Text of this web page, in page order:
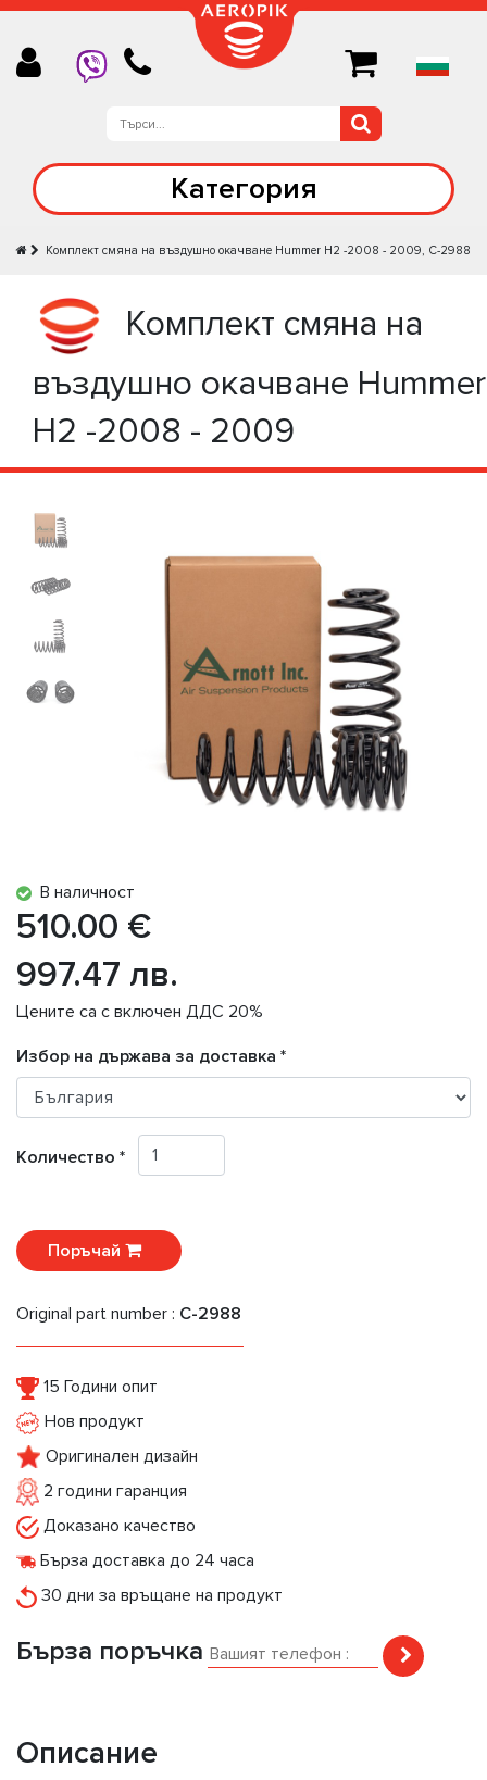
Категория
Комплект смяна на въздушно окачване Hummer H2 -2008 - 2009, C-2988
Комплект смяна на
въздушно окачване Hummer
H2 -2008 - 2009
В наличност
510.00 €
997.47 лв.
Цените са с включен ДДС 20%
Избор на държава за доставка *
Количество *
Поръчай
Original part number : C-2988
15 Години опит
Нов продукт
Оригинален дизайн
2 години гаранция
Доказано качество
Бърза доставка до 24 часа
30 дни за връщане на продукт
Бърза поръчка
Описание